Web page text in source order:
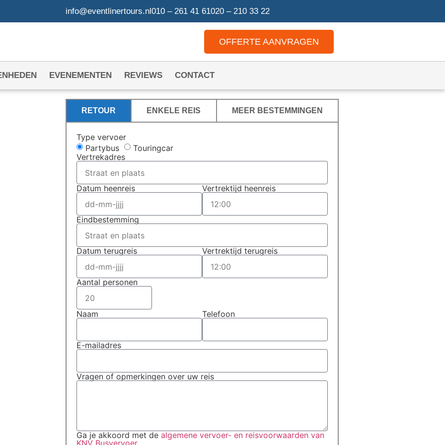
info@eventlinertours.nl010 – 261 41 61020 – 210 33 22
OFFERTE AANVRAGEN
EVENEMENTEN REVIEWS CONTACT
RETOUR ENKELE REIS MEER BESTEMMINGEN
Type vervoer
Partybus
Touringcar
Vertrekadres
Datum heenreis Vertrektijd heenreis
Eindbestemming
Datum terugreis Vertrektijd terugreis
Aantal personen
Naam Telefoon
E-mailadres
Vragen of opmerkingen over uw reis
Ga je akkoord met de algemene vervoer- en reisvoorwaarden van